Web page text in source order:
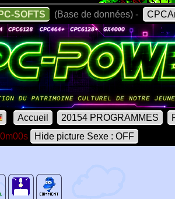
SOFTS (Base de données) -
Accueil 20154 PROGRAMMES
Hide picture Sexe : OFF